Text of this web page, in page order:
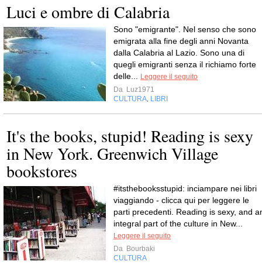
Luci e ombre di Calabria
Sono "emigrante". Nel senso che sono
emigrata alla fine degli anni Novanta
dalla Calabria al Lazio. Sono una di
quegli emigranti senza il richiamo forte
delle...
Leggere il seguito
Da Luz1971
CULTURA LIBRI
It's the books, stupid! Reading is sexy
in New York. Greenwich Village
bookstores
#itsthebooksstupid: inciampare nei libri
viaggiando - clicca qui per leggere le
parti precedenti. Reading is sexy, and
integral part of the culture in New...
Leggere il seguito
Da Bourbaki
CULTURA